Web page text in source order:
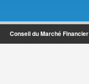
Conseil du Marché Financier